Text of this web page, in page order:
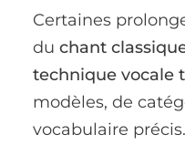
Certaines
du chant
technique vocale
modèles, de
vocabulaire